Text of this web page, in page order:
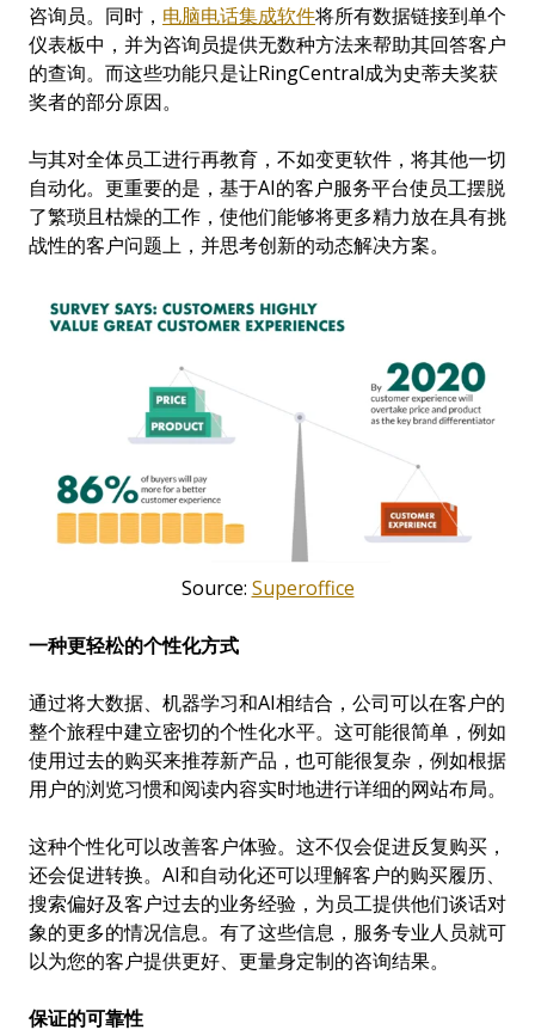
咨询员。同时， 电脑电话集成软件将所有数据链接到单个
仪表板中，并为咨询员提供无数种方法来帮助其回答客户
的查询。而这些功能只是让RingCentral成为史蒂夫奖获
奖者的部分原因。
与其对全体员工进行再教育，不如变更软件，将其他一切
自动化。更重要的是，基于AI的客户服务平台使员工摆脱
了繁琐且枯燥的工作，使他们能够将更多精力放在具有挑
战性的客户问题上，并思考创新的动态解决方案。
Source: Superoffice
一种更轻松的个性化方式
通过将大数据、机器学习和AI相结合，公司可以在客户的
整个旅程中建立密切的个性化水平。这可能很简单，例如
使用过去的购买来推荐新产品，也可能很复杂，例如根据
用户的浏览习惯和阅读内容实时地进行详细的网站布局。
这种个性化可以改善客户体验。这不仅会促进反复购买，
还会促进转换。AI和自动化还可以理解客户的购买履历、
搜索偏好及客户过去的业务经验，为员工提供他们谈话对
象的更多的情况信息。有了这些信息，服务专业人员就可
以为您的客户提供更好、更量身定制的咨询结果。
保证的可靠性